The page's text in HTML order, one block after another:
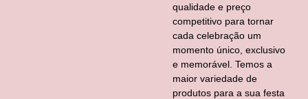
qualidade e preço
competitivo para tornar
cada celebração um
momento único, exclusivo
e memorável. Temos a
maior variedade de
produtos para a sua festa